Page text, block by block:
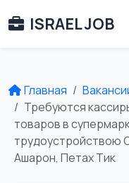
ISRAEL JOB
Главная
Требуются
товаров в
трудоустройствою
Ашарон, Петах Тик